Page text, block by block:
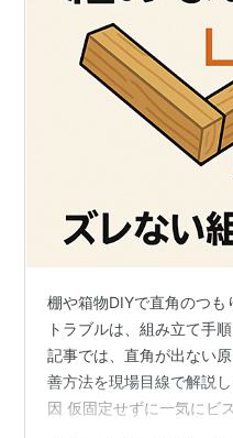
棚や箱物DIYで直角のつ
トラブルは、組み立て手
記事では、直角が出ない
善方法を現場目線で解説
因 仮固定せずに一気にビ